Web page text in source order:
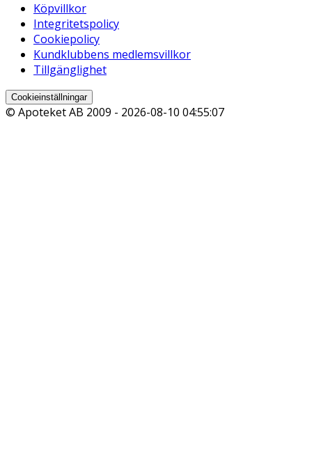
Köpvillkor
Integritetspolicy
Cookiepolicy
Kundklubbens medlemsvillkor
Tillgänglighet
Cookieinställningar
© Apoteket AB 2009 - 2026-08-10 04:55:07